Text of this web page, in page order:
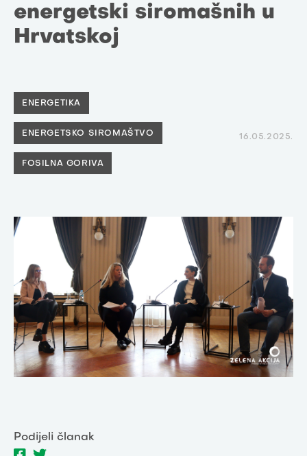
energetski siromašnih u
Hrvatskoj
ENERGETIKA
ENERGETSKO SIROMAŠTVO
FOSILNA GORIVA
16.05.2025.
Podijeli članak